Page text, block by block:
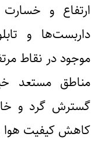
ارتفاع و
داربست‌ها و
موجود در نقاط
مناطق مستعد
گسترش گرد و
کاهش کیفیت هوا